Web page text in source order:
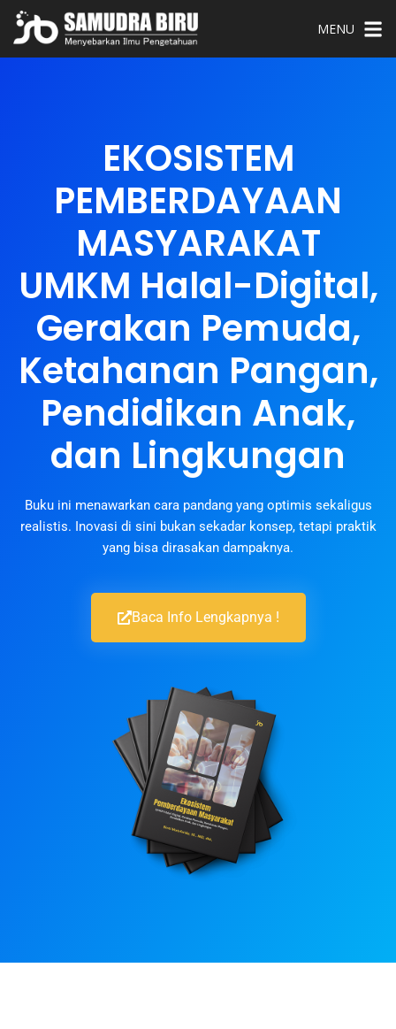
MENU
EKOSISTEM
PEMBERDAYAAN
MASYARAKAT
UMKM Halal-Digital,
Gerakan Pemuda,
Ketahanan Pangan,
Pendidikan Anak,
dan Lingkungan
Buku ini menawarkan cara pandang yang optimis sekaligus
realistis. Inovasi di sini bukan sekadar konsep, tetapi praktik
yang bisa dirasakan dampaknya.
Baca Info Lengkapnya !